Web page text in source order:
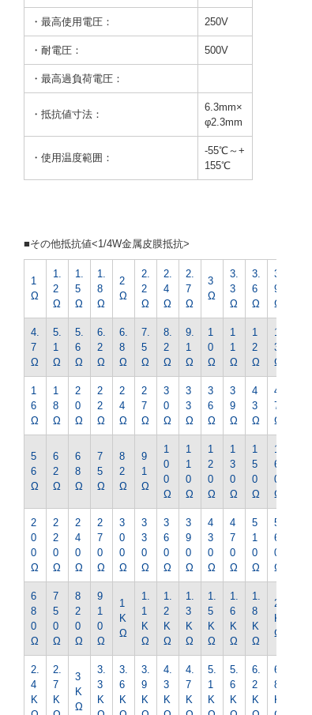
・最高使用電圧： 250V
・耐電圧： 500V
・最高過負荷電圧：
・抵抗値寸法：
6.3mm×
φ2.3mm
・使用温度範囲：
-55℃～+
155℃
■その他抵抗値<1/4W金属皮膜抵抗>
1
Ω
1.
2
Ω
1.
5
Ω
1.
8
Ω
2
Ω
2.
2
Ω
2.
4
Ω
2.
7
Ω
3
Ω
3.
3
Ω
3.
6
Ω
3.
9
Ω
4.
7
Ω
5.
1
Ω
5.
6
Ω
6.
2
Ω
6.
8
Ω
7.
5
Ω
8.
2
Ω
9.
1
Ω
1
0
Ω
1
1
Ω
1
2
Ω
1
3
Ω
1
6
Ω
1
8
Ω
2
0
Ω
2
2
Ω
2
4
Ω
2
7
Ω
3
0
Ω
3
3
Ω
3
6
Ω
3
9
Ω
4
3
Ω
4
7
Ω
5
6
Ω
6
2
Ω
6
8
Ω
7
5
Ω
8
2
Ω
9
1
Ω
1
0
0
Ω
1
1
0
Ω
1
2
0
Ω
1
3
0
Ω
1
5
0
Ω
1
6
0
Ω
2
0
0
Ω
2
2
0
Ω
2
4
0
Ω
2
7
0
Ω
3
0
0
Ω
3
3
0
Ω
3
6
0
Ω
3
9
0
Ω
4
3
0
Ω
4
7
0
Ω
5
1
0
Ω
5
6
0
Ω
6
8
0
Ω
7
5
0
Ω
8
2
0
Ω
9
1
0
Ω
1
K
Ω
1.
1
K
Ω
1.
2
K
Ω
1.
3
K
Ω
1.
5
K
Ω
1.
6
K
Ω
1.
8
K
Ω
2
K
Ω
2.
4
K
2.
7
K
3
K
Ω
3.
3
K
3.
6
K
3.
9
K
4.
3
K
4.
7
K
5.
1
K
5.
6
K
6.
2
K
6.
8
K